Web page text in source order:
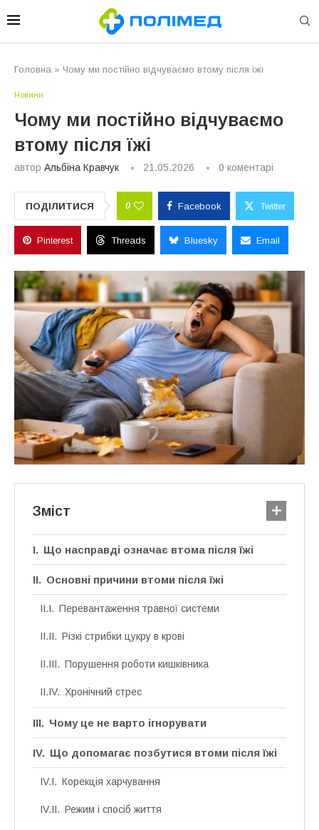
Головна » Чому ми постійно відчуваємо втому після їжі
Новини
Чому ми постійно відчуваємо
втому після їжі
автор Альбіна Кравчук 21.05.2026 0 коментарі
ПОДІЛИТИСЯ 0 Facebook Twitter
Pinterest Threads Bluesky Email
Зміст
Що насправді означає втома після їжі
Основні причини втоми після їжі
Перевантаження травної системи
Різкі стрибки цукру в крові
Порушення роботи кишківника
Хронічний стрес
Чому це не варто ігнорувати
Що допомагає позбутися втоми після їжі
Корекція харчування
Режим і спосіб життя